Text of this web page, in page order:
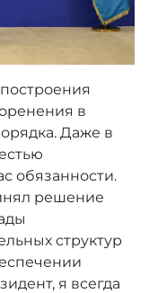
в
Даже в
обязанности.
решение
структур
я всегда